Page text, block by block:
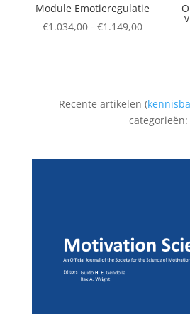
Module Emotieregulatie
€1.034,00 - €1.149,00
Recente artikelen (
categorieën: